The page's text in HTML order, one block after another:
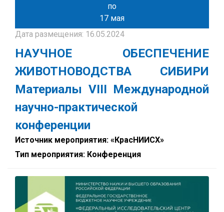
по
17 мая
Дата размещения: 16.05.2024
НАУЧНОЕ ОБЕСПЕЧЕНИЕ
ЖИВОТНОВОДСТВА СИБИРИ
Материалы VIII Международной
научно-практической
конференции
Источник мероприятия: «КрасНИИСХ»
Тип мероприятия: Конференция